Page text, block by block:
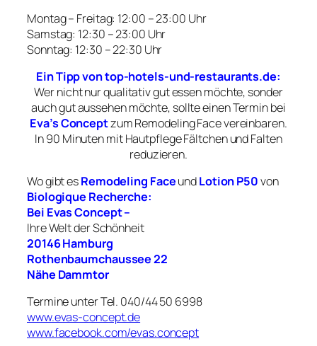
Montag – Freitag: 12:00 – 23:00 Uhr
Samstag: 12:30 – 23:00 Uhr
Sonntag: 12:30 – 22:30 Uhr
Ein Tipp von top-hotels-und-restaurants.de:
Wer nicht nur qualitativ gut essen möchte, sonder
auch gut aussehen möchte, sollte einen Termin bei
Eva’s Conceptzum Remodeling Face vereinbaren.
In 90 Minuten mit Hautpflege Fältchen und Falten
reduzieren.
Wo gibt esRemodeling FaceundLotion P50von
Biologique Recherche:
Bei Evas Concept –
Ihre Welt der Schönheit
20146 Hamburg
Rothenbaumchaussee 22
Nähe Dammtor
Termine unter Tel. 040/44 50 6998
www.evas-concept.de
www.facebook.com/evas.concept